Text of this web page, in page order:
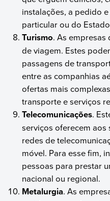
instalações, a pedido
particular ou do
Turismo. As
de viagem. Estes
passagens de
entre as companhias
ofertas mais
transporte e serviços
Telecomunicações.
serviços oferecem aos
redes de
móvel. Para esse fim,
pessoas para prestar
nacional ou regional.
Metalurgia. As